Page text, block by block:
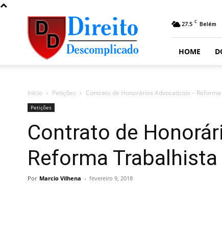
Direito
Descomplicado
27.5 C Belém
HOME
Início Petições Contrato de Honorários Advocatícios –
Petições
Contrato de
Reforma Trabalhista
Por Marcio Vilhena - fevereiro 9, 2018